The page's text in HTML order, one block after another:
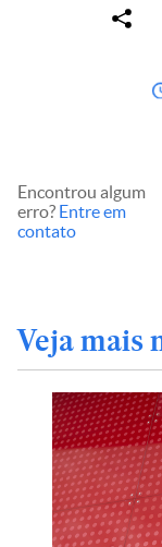
Encontrou algum
erro? Entre em
contato
Veja mais